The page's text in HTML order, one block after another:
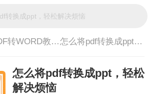
PDF转WORD教程> 怎么将pdf转换成ppt，轻松解决烦恼
怎么将pdf转换成ppt，轻松
解决烦恼